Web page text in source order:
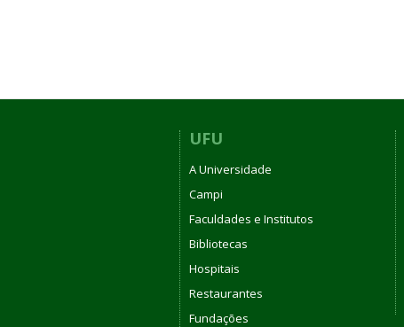
UFU
A Universidade
Campi
Faculdades e Institutos
Bibliotecas
Hospitais
Restaurantes
Fundações